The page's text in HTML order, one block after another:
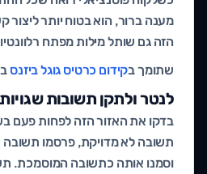
מענה ברור, הוא בטוח יותר ליצור
הזה גם שותל מילות מפתח
שתומך בקידום כרטיס גוגל ביזנס
לנטר ולתקן תשובות שגויות
בדקו את האזור הזה לפחות פעם
תשובה לא מדויקת, פרסמו
וסמנו אותה כתשובה המוסמכת.